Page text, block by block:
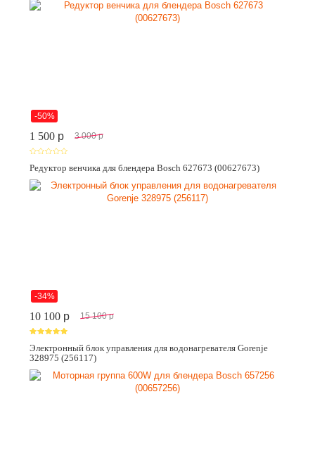
-50%
1 500 p 3 000 p
Редуктор венчика для блендера Bosch 627673 (00627673)
-34%
10 100 p 15 100 p
Электронный блок управления для водонагревателя Gorenje
328975 (256117)